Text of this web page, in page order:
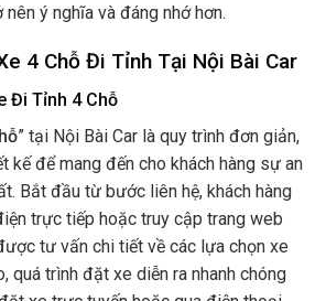
ý nghĩa và đáng nhớ hơn.
4 Chỗ Đi Tỉnh Tại Nội Bài Car
Đi Tỉnh 4 Chỗ
” tại Nội Bài Car là quy trình đơn giản,
kế để mang đến cho khách hàng sự an
Bắt đầu từ bước liên hệ, khách hàng
trực tiếp hoặc truy cập trang web
tư vấn chi tiết về các lựa chọn xe
quá trình đặt xe diễn ra nhanh chóng